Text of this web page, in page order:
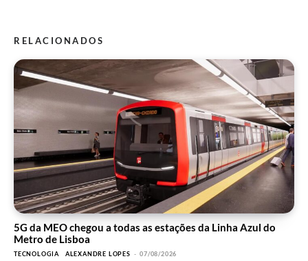
RELACIONADOS
5G da MEO chegou a todas as estações da Linha Azul do
Metro de Lisboa
TECNOLOGIA ALEXANDRE LOPES - 07/08/2026